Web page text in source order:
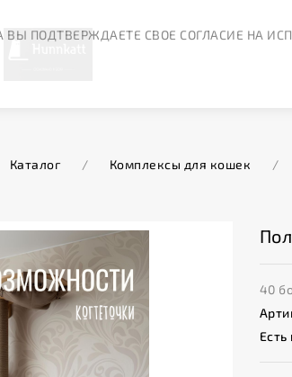
Каталог / Комплексы для кошек /
40
ПОДТВЕРЖДАЕТЕ СВОЕ СОГЛАСИЕ НА